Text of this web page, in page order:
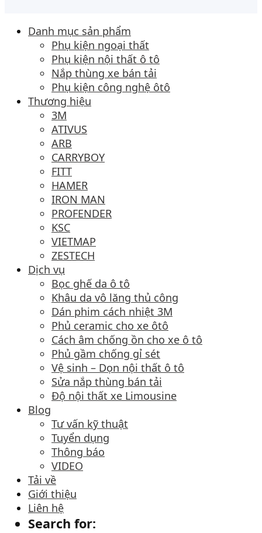
Danh mục sản phẩm
Phụ kiện ngoại thất
Phụ kiện nội thất ô tô
Nắp thùng xe bán tải
Phụ kiện công nghệ ôtô
Thương hiệu
3M
ATIVUS
ARB
CARRYBOY
FITT
HAMER
IRON MAN
PROFENDER
KSC
VIETMAP
ZESTECH
Dịch vụ
Bọc ghế da ô tô
Khâu da vô lăng thủ công
Dán phim cách nhiệt 3M
Phủ ceramic cho xe ôtô
Cách âm chống ồn cho xe ô tô
Phủ gầm chống gỉ sét
Vệ sinh – Dọn nội thất ô tô
Sửa nắp thùng bán tải
Độ nội thất xe Limousine
Blog
Tư vấn kỹ thuật
Tuyển dụng
Thông báo
VIDEO
Tải về
Giới thiệu
Liên hệ
Search for: